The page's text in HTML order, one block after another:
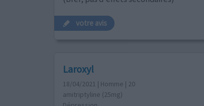
votre avis
Laroxyl
18/04/2021 | Homme | 20
amitriptyline (25mg)